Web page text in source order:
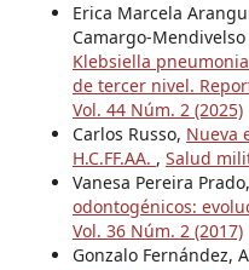
Erica Marcela
Camargo-
Klebsiella
de tercer nivel.
Vol. 44 Núm. 2 (2025)
Carlos Russo, Nueva
H.C.FF.AA. , Salud
Vanesa Pereira Prado,
odontogénicos:
Vol. 36 Núm. 2 (2017)
Gonzalo Fernández,